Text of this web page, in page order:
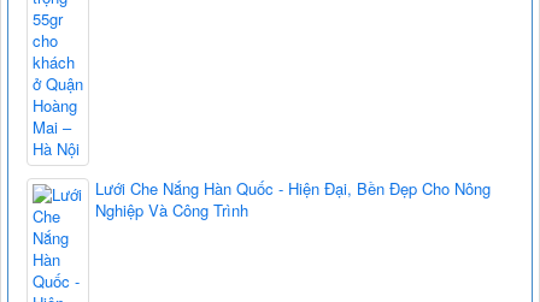
Lưới Che Nắng Hàn Quốc - Hiện Đại, Bền Đẹp Cho Nông
Nghiệp Và Công Trình